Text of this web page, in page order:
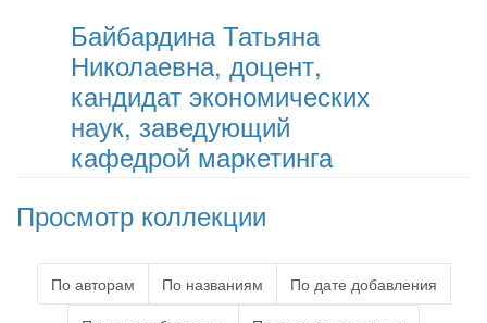
Байбардина Татьяна
Николаевна, доцент,
кандидат экономических
наук, заведующий
кафедрой маркетинга
Просмотр коллекции
По авторам По названиям
По дате добавления